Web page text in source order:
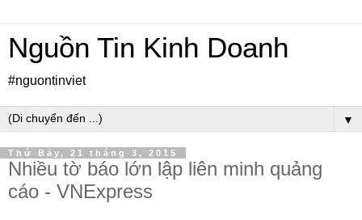
Nguồn Tin Kinh Doanh
#nguontinviet
▼
Thứ Bảy, 21 tháng 3, 2015
Nhiều tờ báo lớn lập liên minh quảng
cáo - VNExpress